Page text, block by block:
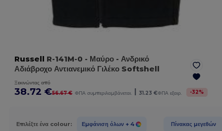
Russell R-141M-0 - Μαύρο - Ανδρικό
Αδιάβροχο Αντιανεμικό Γιλέκο Softshell
Ξεκινώντας από
38.72 €56.67 € ΦΠΑ συμπεριλαμβάνεται. | 31.23 €ΦΠΑ εξαιρ. -32%
Επιλέξτε ένα colour: Εμφάνιση όλων + 4 Πίνακας μεγεθών